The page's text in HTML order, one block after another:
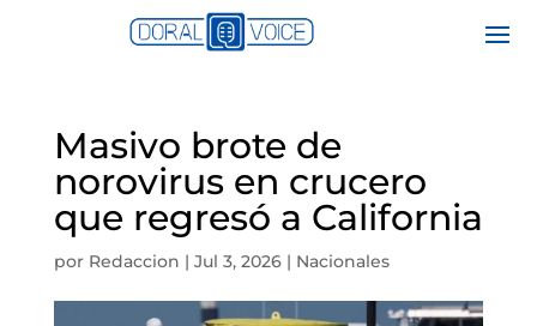
Masivo brote de
norovirus en crucero
que regresó a California
por Redaccion | Jul 3, 2026| Nacionales